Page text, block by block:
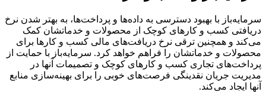
سرمایه‌باز با بهبود دسترسی به داده‌ها و پرداخت‌ها، به بهتر شدن نرخ
دریافتی کسب و کارهای کوچک از محصولات و خدماتشان کمک
می‌کند و همچنین ترقی نرخ دریافت‌های مالی کسب و کارها برای
محصولات و خدماتشان را فراهم خواهد کرد. سرمایه‌باز با حمایت از
پرداخت‌های تجاری کسب و کارهای کوچک و تصمیمات آنها در
مدیریت جریان نقدینگی فرصت‌های خوبی را برای بهینه‌سازی منابع
آنها ایجاد می‌کند.